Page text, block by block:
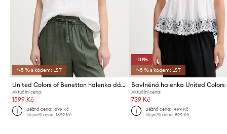
*-5 % s kódem: LST
United Colors of Benetton halenka dámská lněná
Aktuální cena:
1599 Kč
Běžná cena:1899 Kč
Nejnižší cena:1699 Kč
-10%
*-5 % s kódem: LST
Aktuální cena:
739 Kč
Běžná cena: 1499 Kč
Nejnižší cena: 829 Kč